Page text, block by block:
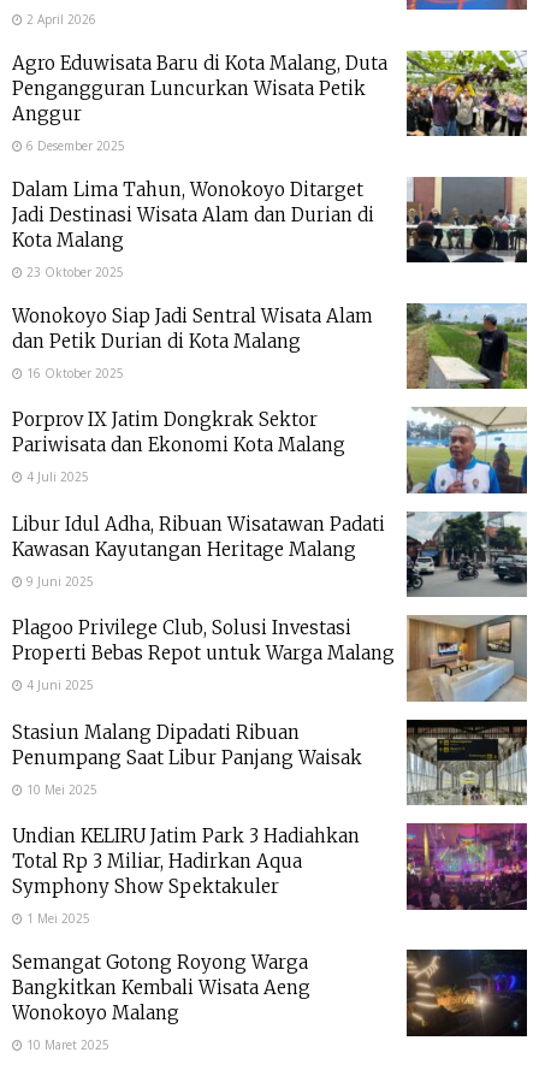
2 April 2026
Agro Eduwisata Baru di Kota Malang, Duta
Pengangguran Luncurkan Wisata Petik
Anggur
6 Desember 2025
Dalam Lima Tahun, Wonokoyo Ditarget
Jadi Destinasi Wisata Alam dan Durian di
Kota Malang
23 Oktober 2025
Wonokoyo Siap Jadi Sentral Wisata Alam
dan Petik Durian di Kota Malang
16 Oktober 2025
Porprov IX Jatim Dongkrak Sektor
Pariwisata dan Ekonomi Kota Malang
4 Juli 2025
Libur Idul Adha, Ribuan Wisatawan Padati
Kawasan Kayutangan Heritage Malang
9 Juni 2025
Plagoo Privilege Club, Solusi Investasi
Properti Bebas Repot untuk Warga Malang
4 Juni 2025
Stasiun Malang Dipadati Ribuan
Penumpang Saat Libur Panjang Waisak
10 Mei 2025
Undian KELIRU Jatim Park 3 Hadiahkan
Total Rp 3 Miliar, Hadirkan Aqua
Symphony Show Spektakuler
1 Mei 2025
Semangat Gotong Royong Warga
Bangkitkan Kembali Wisata Aeng
Wonokoyo Malang
10 Maret 2025